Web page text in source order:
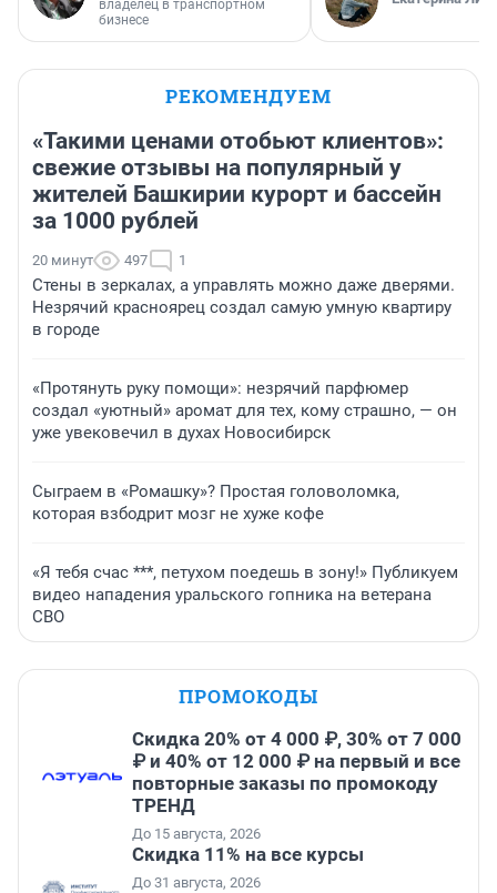
владелец в транспортном
бизнесе
РЕКОМЕНДУЕМ
«Такими ценами отобьют клиентов»:
свежие отзывы на популярный у
жителей Башкирии курорт и бассейн
за 1000 рублей
20 минут 497 1
Стены в зеркалах, а управлять можно даже дверями.
Незрячий красноярец создал самую умную квартиру
в городе
«Протянуть руку помощи»: незрячий парфюмер
создал «уютный» аромат для тех, кому страшно, — он
уже увековечил в духах Новосибирск
Сыграем в «Ромашку»? Простая головоломка,
которая взбодрит мозг не хуже кофе
«Я тебя счас ***, петухом поедешь в зону!» Публикуем
видео нападения уральского гопника на ветерана
СВО
ПРОМОКОДЫ
Скидка 20% от 4 000 ₽, 30% от 7 000
₽ и 40% от 12 000 ₽ на первый и все
повторные заказы по промокоду
ТРЕНД
До 15 августа, 2026
Скидка 11% на все курсы
До 31 августа, 2026